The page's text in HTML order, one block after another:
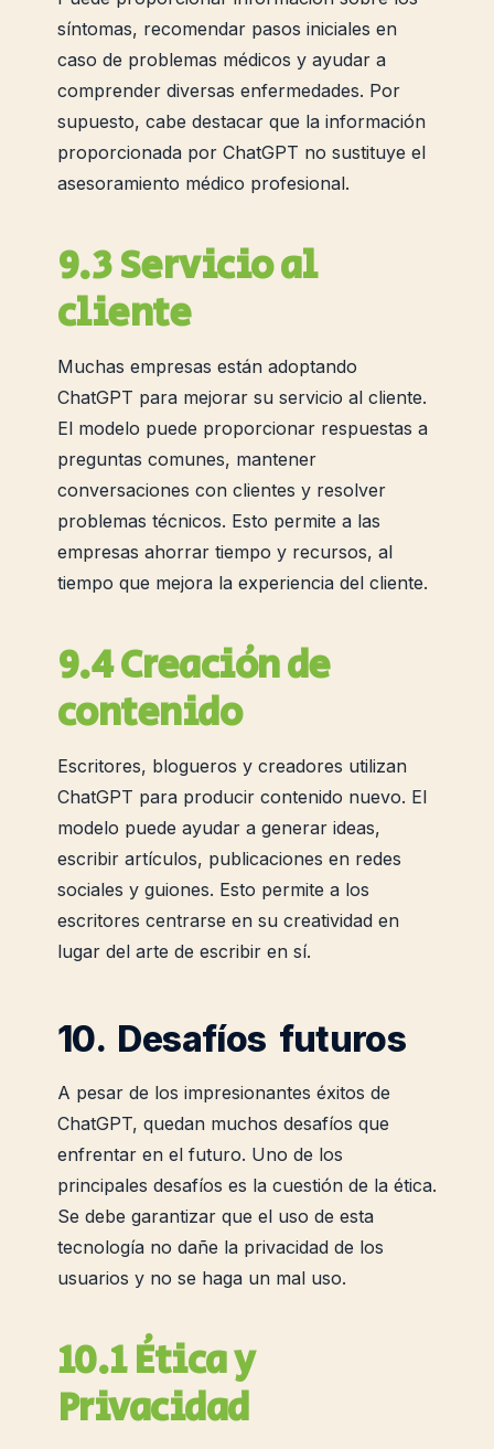
síntomas, recomendar pasos iniciales en
caso de problemas médicos y ayudar a
comprender diversas enfermedades. Por
supuesto, cabe destacar que la información
proporcionada por ChatGPT no sustituye el
asesoramiento médico profesional.
9.3 Servicio al
cliente
Muchas empresas están adoptando
ChatGPT para mejorar su servicio al cliente.
El modelo puede proporcionar respuestas a
preguntas comunes, mantener
conversaciones con clientes y resolver
problemas técnicos. Esto permite a las
empresas ahorrar tiempo y recursos, al
tiempo que mejora la experiencia del cliente.
9.4 Creación de
contenido
Escritores, blogueros y creadores utilizan
ChatGPT para producir contenido nuevo. El
modelo puede ayudar a generar ideas,
escribir artículos, publicaciones en redes
sociales y guiones. Esto permite a los
escritores centrarse en su creatividad en
lugar del arte de escribir en sí.
10. Desafíos futuros
A pesar de los impresionantes éxitos de
ChatGPT, quedan muchos desafíos que
enfrentar en el futuro. Uno de los
principales desafíos es la cuestión de la ética.
Se debe garantizar que el uso de esta
tecnología no dañe la privacidad de los
usuarios y no se haga un mal uso.
10.1 Ética y
Privacidad